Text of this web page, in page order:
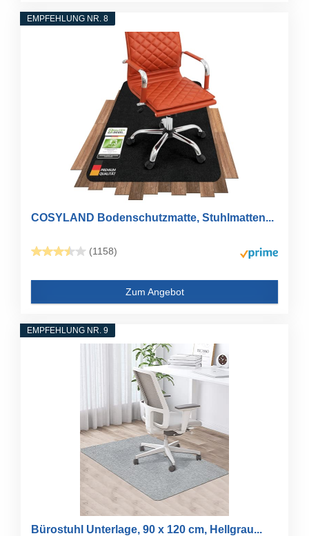
EMPFEHLUNG NR. 8
COSYLAND Bodenschutzmatte, Stuhlmatten...
(1158)
Zum Angebot
EMPFEHLUNG NR. 9
Bürostuhl Unterlage, 90 x 120 cm, Hellgrau...